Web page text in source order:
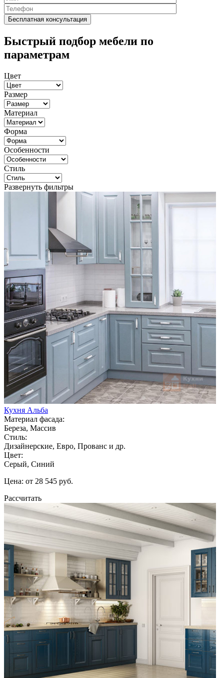
Быстрый подбор мебели по
параметрам
Цвет
Размер
Материал
Форма
Особенности
Стиль
Развернуть фильтры
Кухня Альба
Материал фасада:
Береза, Массив
Стиль:
Дизайнерские, Евро, Прованс и др.
Цвет:
Серый, Синий
Цена: от 28 545 руб.
Рассчитать